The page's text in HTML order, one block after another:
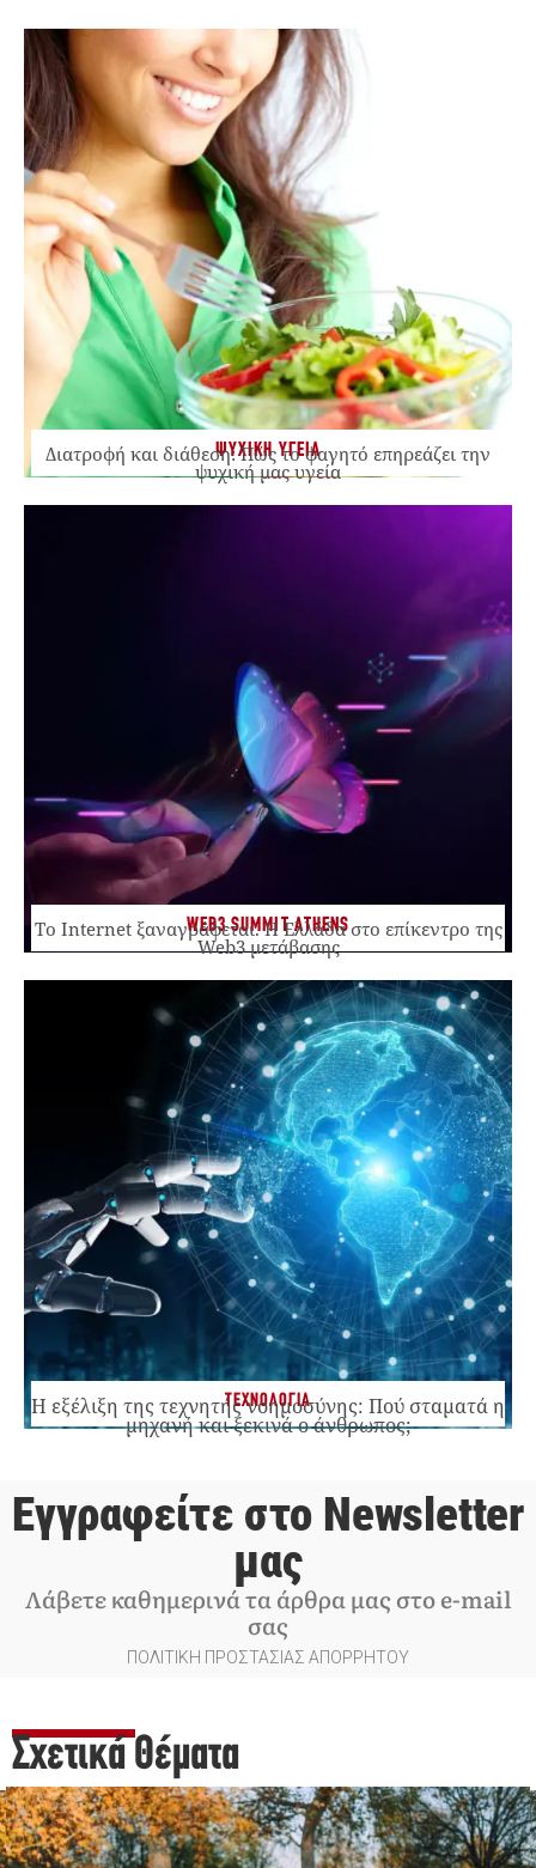
ΨΥΧΙΚΗ ΥΓΕΙΑ
Διατροφή και διάθεση: Πώς το φαγητό επηρεάζει την
ψυχική μας υγεία
WEB3 SUMMIT ATHENS
Το Internet ξαναγράφεται. Η Ελλάδα στο επίκεντρο της
Web3 μετάβασης
ΤΕΧΝΟΛΟΓΙΑ
Η εξέλιξη της τεχνητής νοημοσύνης: Πού σταματά η
μηχανή και ξεκινά ο άνθρωπος;
Εγγραφείτε στο Newsletter
μας
Λάβετε καθημερινά τα άρθρα μας στο e-mail
σας
ΠΟΛΙΤΙΚΗ ΠΡΟΣΤΑΣΙΑΣ ΑΠΟΡΡΗΤΟΥ
Σχετικά Θέματα